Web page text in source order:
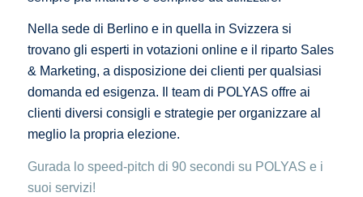
Nella sede di Berlino e in quella in Svizzera si
trovano gli esperti in votazioni online e il riparto Sales
& Marketing, a disposizione dei clienti per qualsiasi
domanda ed esigenza. Il team di POLYAS offre ai
clienti diversi consigli e strategie per organizzare al
meglio la propria elezione.
Gurada lo speed-pitch di 90 secondi su POLYAS e i
suoi servizi!